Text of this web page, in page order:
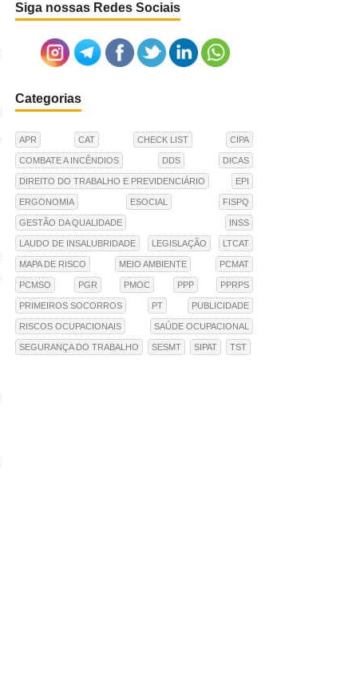
Siga nossas Redes Sociais
Categorias
APR CAT CHECK LIST CIPA
COMBATE A INCÊNDIOS DDS DICAS
DIREITO DO TRABALHO E PREVIDENCIÁRIO EPI
ERGONOMIA ESOCIAL FISPQ
GESTÃO DA QUALIDADE INSS
LAUDO DE INSALUBRIDADE LEGISLAÇÃO LTCAT
MAPA DE RISCO MEIO AMBIENTE PCMAT
PCMSO PGR PMOC PPP PPRPS
PRIMEIROS SOCORROS PT PUBLICIDADE
RISCOS OCUPACIONAIS SAÚDE OCUPACIONAL
SEGURANÇA DO TRABALHO SESMT SIPAT TST